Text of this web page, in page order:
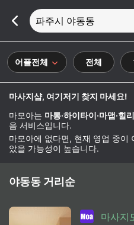
파주시 야동동
어플전체 전체
마사지샵, 여기저기 찾지 마세요!
마모아는 마통·하이타이·마맵·힐리
음 서비스입니다.
마모아에 없다면, 현재 영업 중이
았을 가능성이 높습니다.
야동동 거리순
마사지